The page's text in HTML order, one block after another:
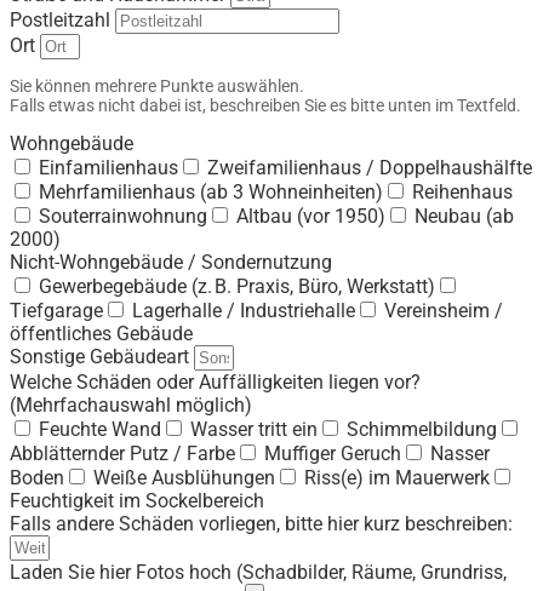
Postleitzahl
Ort
Sie können mehrere Punkte auswählen.
Falls etwas nicht dabei ist, beschreiben Sie es bitte unten im Textfeld.
Wohngebäude
Einfamilienhaus
Zweifamilienhaus / Doppelhaushälfte
Mehrfamilienhaus (ab 3 Wohneinheiten)
Reihenhaus
Souterrainwohnung
Altbau (vor 1950)
Neubau (ab
2000)
Nicht-Wohngebäude / Sondernutzung
Gewerbegebäude (z. B. Praxis, Büro, Werkstatt)
Tiefgarage
Lagerhalle / Industriehalle
Vereinsheim /
öffentliches Gebäude
Sonstige Gebäudeart
Welche Schäden oder Auffälligkeiten liegen vor?
(Mehrfachauswahl möglich)
Feuchte Wand
Wasser tritt ein
Schimmelbildung
Abblätternder Putz / Farbe
Muffiger Geruch
Nasser
Boden
Weiße Ausblühungen
Riss(e) im Mauerwerk
Feuchtigkeit im Sockelbereich
Falls andere Schäden vorliegen, bitte hier kurz beschreiben:
Laden Sie hier Fotos hoch (Schadbilder, Räume, Grundriss,